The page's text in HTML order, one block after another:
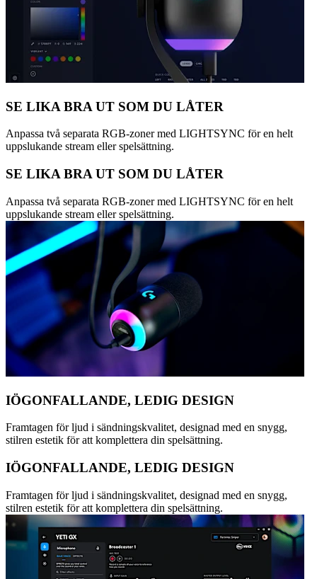
SE LIKA BRA UT SOM DU LÅTER
Anpassa två separata RGB-zoner med LIGHTSYNC för en helt
uppslukande stream eller spelsättning.
SE LIKA BRA UT SOM DU LÅTER
Anpassa två separata RGB-zoner med LIGHTSYNC för en helt
uppslukande stream eller spelsättning.
IÖGONFALLANDE, LEDIG DESIGN
Framtagen för ljud i sändningskvalitet, designad med en snygg,
stilren estetik för att komplettera din spelsättning.
IÖGONFALLANDE, LEDIG DESIGN
Framtagen för ljud i sändningskvalitet, designad med en snygg,
stilren estetik för att komplettera din spelsättning.